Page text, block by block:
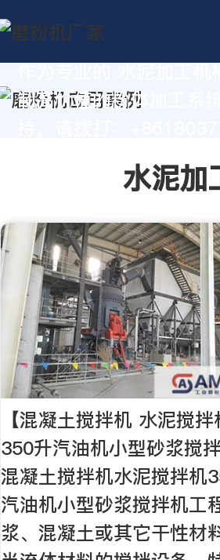
制高价值的粉体加工系
水泥加
【混凝土搅拌机 水泥搅拌
350升汽油机小型砂浆搅
混凝土搅拌机水泥搅拌机
汽油机小型砂浆搅拌机工
浆、混凝土或其它干性材